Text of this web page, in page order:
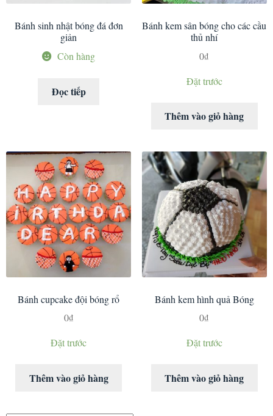
Bánh sinh nhật bóng đá đơn
giản
Còn hàng
Đọc tiếp
Bánh kem sân bóng cho các cầu
thủ nhí
0₫
Đặt trước
Thêm vào giỏ hàng
Bánh cupcake đội bóng rổ
0₫
Đặt trước
Thêm vào giỏ hàng
Bánh kem hình quả Bóng
0₫
Đặt trước
Thêm vào giỏ hàng